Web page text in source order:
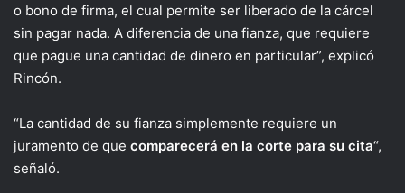
o bono de firma, el cual permite ser liberado de la cárcel
sin pagar nada. A diferencia de una fianza, que requiere
que pague una cantidad de dinero en particular”, explicó
Rincón.
“La cantidad de su fianza simplemente requiere un
juramento de que comparecerá en la corte para su cita“,
señaló.